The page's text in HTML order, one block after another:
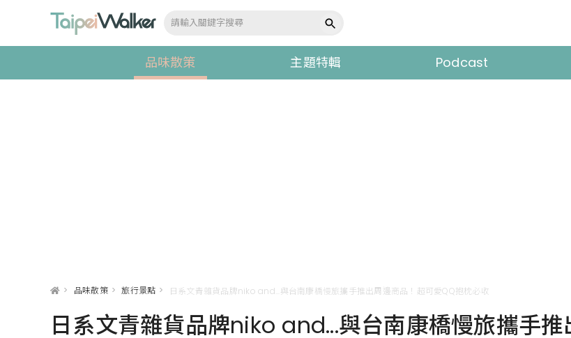
品味散策 主題特輯 Podcast
> 品味散策 > 旅行景點 > 日系文青雜貨品牌niko and...與台南康橋慢旅攜手推出周邊商品！超可愛QQ抱枕必收
日系文青雜貨品牌niko and...與台南康橋慢旅攜手